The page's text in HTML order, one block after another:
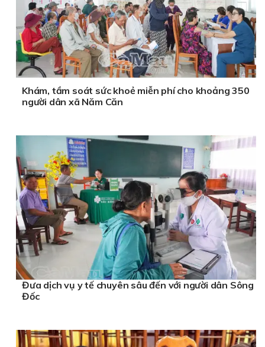
Khám, tầm soát sức khoẻ miễn phí cho khoảng 350
người dân xã Năm Căn
Đưa dịch vụ y tế chuyên sâu đến với người dân Sông
Đốc